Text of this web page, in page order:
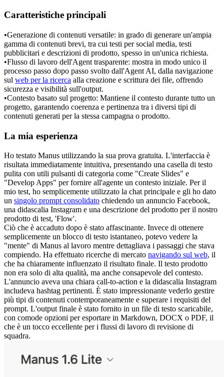
Caratteristiche principali
•Generazione di contenuti versatile: in grado di generare un'ampia
gamma di contenuti brevi, tra cui testi per social media, testi
pubblicitari e descrizioni di prodotto, spesso in un'unica richiesta.
•Flusso di lavoro dell'Agent trasparente: mostra in modo unico il
processo passo dopo passo svolto dall'Agent AI, dalla navigazione
sul web per la ricerca alla creazione e scrittura dei file, offrendo
sicurezza e visibilità sull'output.
•Contesto basato sul progetto: Mantiene il contesto durante tutto un
progetto, garantendo coerenza e pertinenza tra i diversi tipi di
contenuti generati per la stessa campagna o prodotto.
La mia esperienza
Ho testato Manus utilizzando la sua prova gratuita. L'interfaccia è
risultata immediatamente intuitiva, presentando una casella di testo
pulita con utili pulsanti di categoria come "Create Slides" e
"Develop Apps" per fornire all'agente un contesto iniziale. Per il
mio test, ho semplicemente utilizzato la chat principale e gli ho dato
un singolo prompt consolidato chiedendo un annuncio Facebook,
una didascalia Instagram e una descrizione del prodotto per il nostro
prodotto di test, 'Flow'.
Ciò che è accaduto dopo è stato affascinante. Invece di ottenere
semplicemente un blocco di testo istantaneo, potevo vedere la
"mente" di Manus al lavoro mentre dettagliava i passaggi che stava
compiendo. Ha effettuato ricerche di mercato navigando sul web, il
che ha chiaramente influenzato il risultato finale. Il testo prodotto
non era solo di alta qualità, ma anche consapevole del contesto.
L'annuncio aveva una chiara call-to-action e la didascalia Instagram
includeva hashtag pertinenti. È stato impressionante vederlo gestire
più tipi di contenuti contemporaneamente e superare i requisiti del
prompt. L'output finale è stato fornito in un file di testo scaricabile,
con comode opzioni per esportare in Markdown, DOCX o PDF, il
che è un tocco eccellente per i flussi di lavoro di revisione di
squadra.